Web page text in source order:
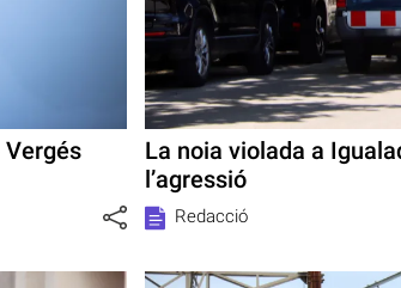
Vergés
La noia violada a
l’agressió
Redacció